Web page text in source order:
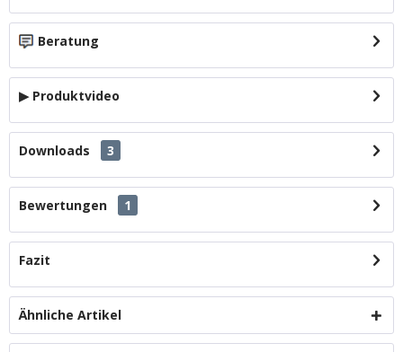
Beratung
▶ Produktvideo
Downloads 3
Bewertungen 1
Fazit
Ähnliche Artikel